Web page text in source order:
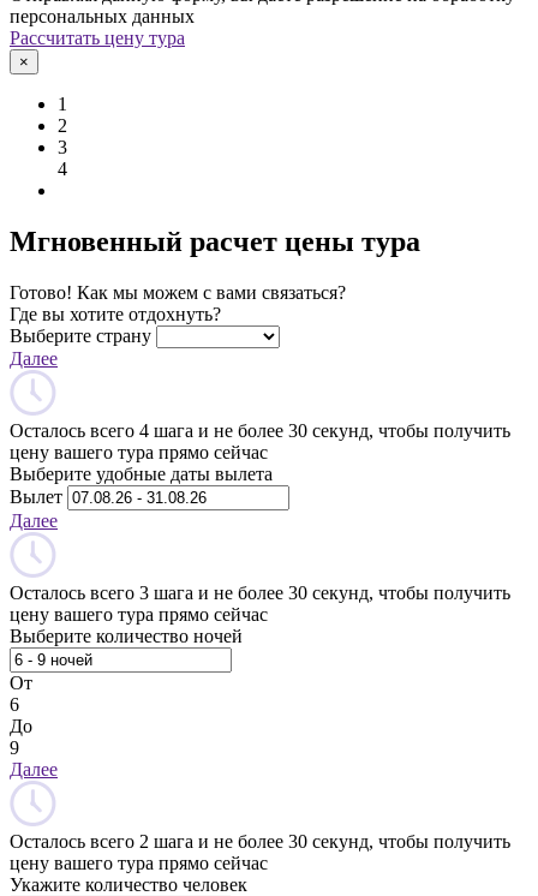
персональных данных
Рассчитать цену тура
×
1
2
3
4
Мгновенный расчет цены тура
Готово! Как мы можем с вами связаться?
Где вы хотите отдохнуть?
Выберите страну
Далее
Осталось всего 4 шага и не более 30 секунд, чтобы получить
цену вашего тура прямо сейчас
Выберите удобные даты вылета
Вылет
Далее
Осталось всего 3 шага и не более 30 секунд, чтобы получить
цену вашего тура прямо сейчас
Выберите количество ночей
От
6
До
9
Далее
Осталось всего 2 шага и не более 30 секунд, чтобы получить
цену вашего тура прямо сейчас
Укажите количество человек